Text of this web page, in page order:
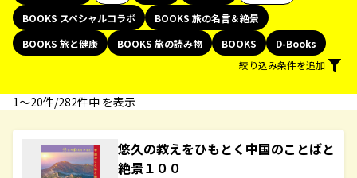
BOOKS スペシャルコラボ
BOOKS 旅の名言＆絶景
BOOKS 旅と健康
BOOKS 旅の読み物 BOOKS
D-Books
絞り込み条件を追加
1〜20件/282件中 を表示
悠久の教えをひもとく中国のことばと
絶景１００